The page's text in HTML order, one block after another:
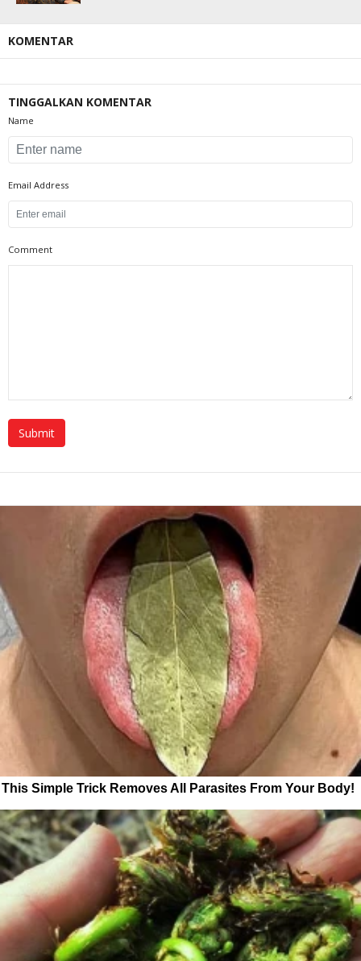
KOMENTAR
TINGGALKAN KOMENTAR
Name
Email Address
Comment
This Simple Trick Removes All Parasites From Your Body!